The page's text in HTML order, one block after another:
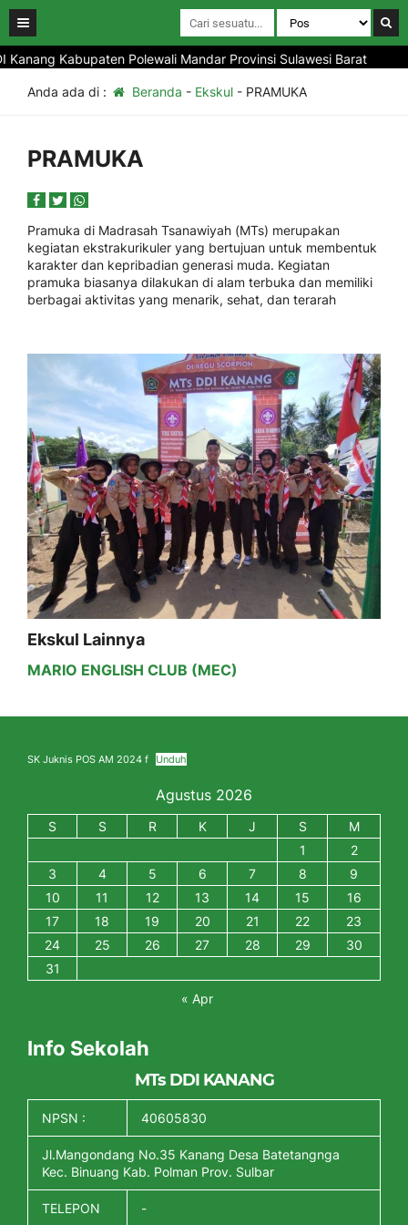
Kabupaten Polewali Mandar Provinsi Sulawesi Barat
Anda ada di : Beranda - Ekskul- PRAMUKA
PRAMUKA
Pramuka di Madrasah Tsanawiyah (MTs) merupakan
kegiatan ekstrakurikuler yang bertujuan untuk membentuk
karakter dan kepribadian generasi muda. Kegiatan
pramuka biasanya dilakukan di alam terbuka dan memiliki
berbagai aktivitas yang menarik, sehat, dan terarah
Ekskul Lainnya
MARIO ENGLISH CLUB (MEC)
SK Juknis POS AM 2024 f Unduh
Agustus 2026
S S R K J S
M
1
2
3
4 5 6 7 8
9
10
11 12 13 14 15
16
17
18 19 20 21 22
23
24
25 26 27 28 29
30
31
« Apr
Info Sekolah
MTs DDI KANANG
NPSN : 40605830
Jl.Mangondang No.35 Kanang Desa Batetangnga
Kec. Binuang Kab. Polman Prov. Sulbar
TELEPON -